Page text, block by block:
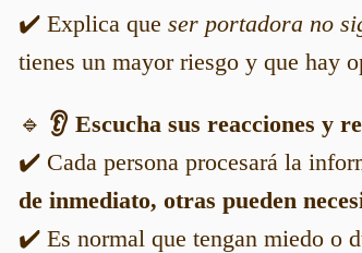
✔️ Explica que ser portadora no
tienes un mayor riesgo y que hay
🔹 👂 Escucha sus reacciones y
✔️ Cada persona procesará la
de inmediato, otras pueden
✔️ Es normal que tengan miedo o